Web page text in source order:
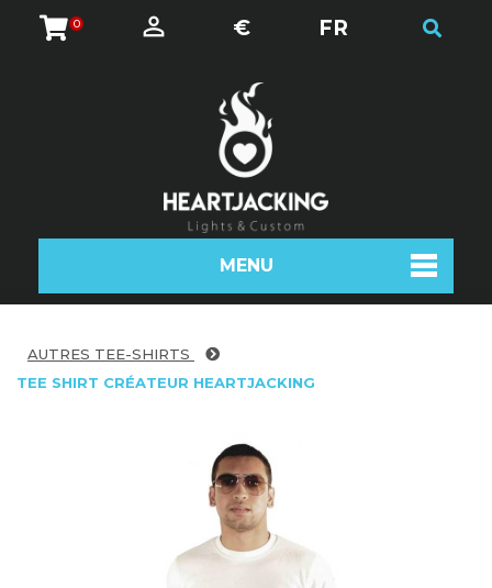
0 € FR
MENU
AUTRES TEE-SHIRTS
TEE SHIRT CRÉATEUR HEARTJACKING